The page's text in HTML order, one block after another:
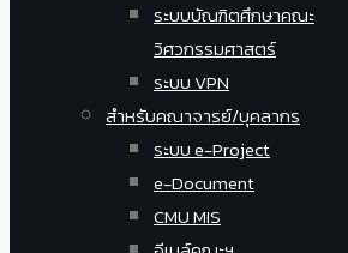
ระบบบัณฑิตศึกษาคณะ
วิศวกรรมศาสตร์
ระบบ VPN
สำหรับคณาจารย์/บุคลากร
ระบบ e-Project
e-Document
CMU MIS